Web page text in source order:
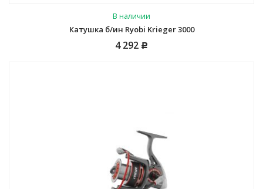
В наличии
Катушка б/ин Ryobi Krieger 3000
4 292 Р